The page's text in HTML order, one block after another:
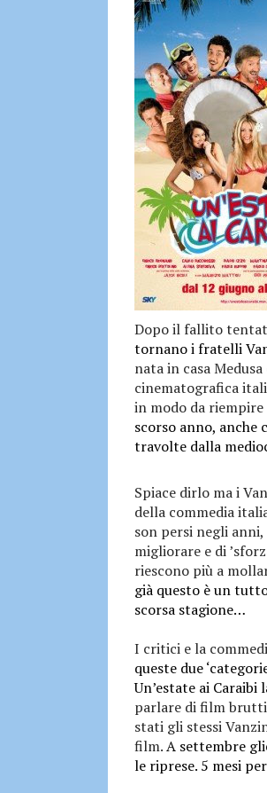
Dopo il fallito
tornano i fratelli
nata in casa
cinematografica
in modo da
scorso anno,
travolte dalla
Spiace dirlo ma i
della commedia
son persi negli
migliorare e di
riescono più a
già questo è un
scorsa stagione…
I critici e la
queste due
Un’estate ai Caraibi
parlare di film
stati gli stessi
film.A settembre
le riprese. 5 mesi